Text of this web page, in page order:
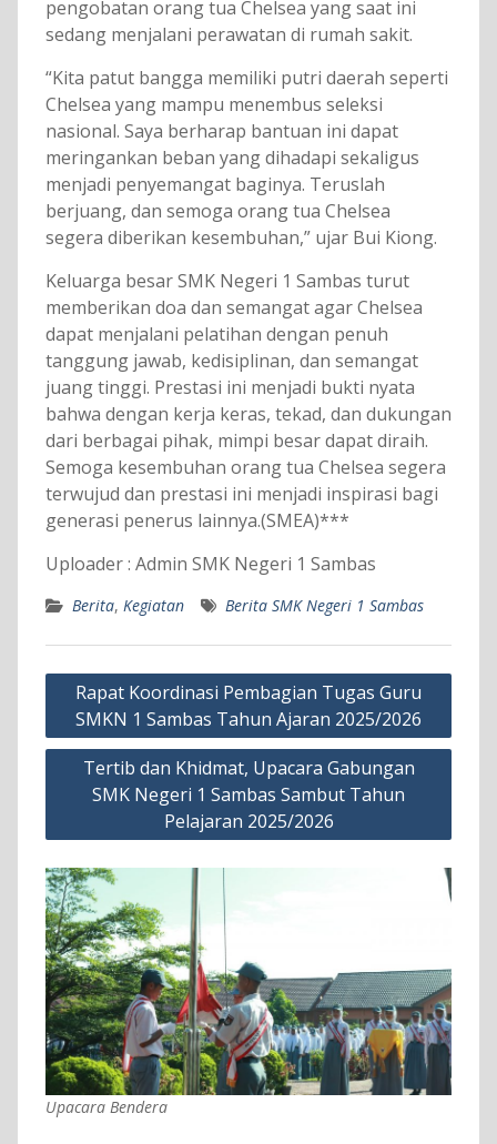
pengobatan orang tua Chelsea yang saat ini
sedang menjalani perawatan di rumah sakit.
“Kita patut bangga memiliki putri daerah seperti
Chelsea yang mampu menembus seleksi
nasional. Saya berharap bantuan ini dapat
meringankan beban yang dihadapi sekaligus
menjadi penyemangat baginya. Teruslah
berjuang, dan semoga orang tua Chelsea
segera diberikan kesembuhan,” ujar Bui Kiong.
Keluarga besar SMK Negeri 1 Sambas turut
memberikan doa dan semangat agar Chelsea
dapat menjalani pelatihan dengan penuh
tanggung jawab, kedisiplinan, dan semangat
juang tinggi. Prestasi ini menjadi bukti nyata
bahwa dengan kerja keras, tekad, dan dukungan
dari berbagai pihak, mimpi besar dapat diraih.
Semoga kesembuhan orang tua Chelsea segera
terwujud dan prestasi ini menjadi inspirasi bagi
generasi penerus lainnya.(SMEA)***
Uploader : Admin SMK Negeri 1 Sambas
Berita, Kegiatan Berita SMK Negeri 1 Sambas
Navigasi
pos
Rapat Koordinasi Pembagian Tugas Guru
SMKN 1 Sambas Tahun Ajaran 2025/2026
Tertib dan Khidmat, Upacara Gabungan
SMK Negeri 1 Sambas Sambut Tahun
Pelajaran 2025/2026
Upacara Bendera